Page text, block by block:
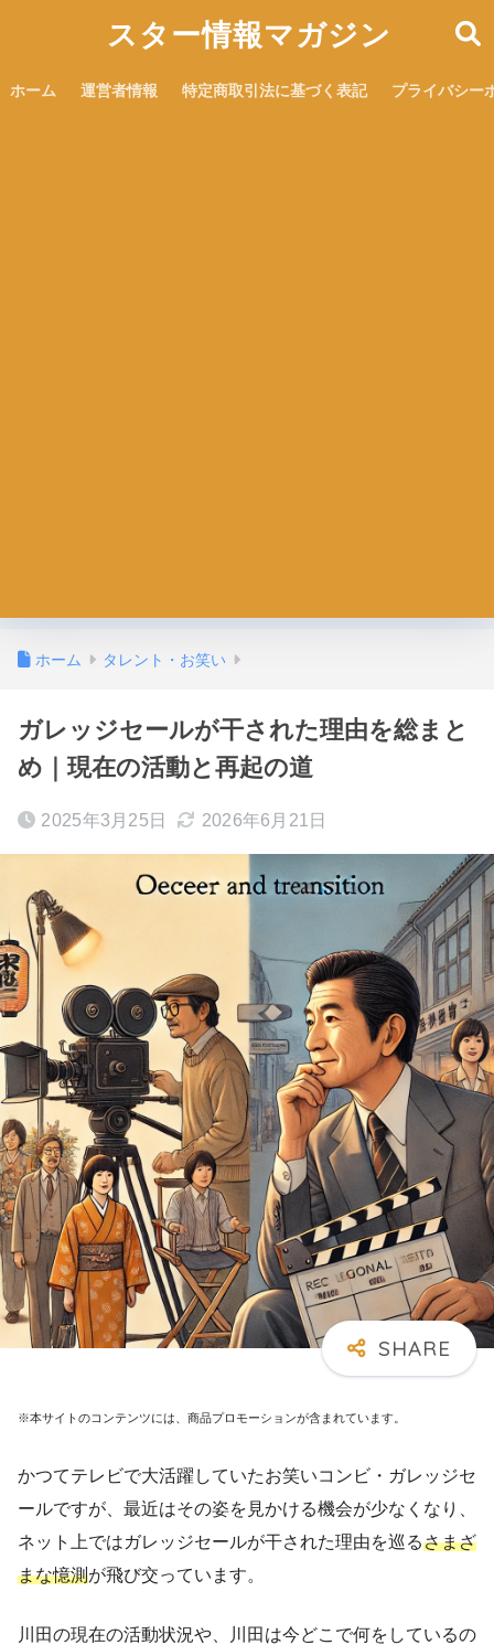
スター情報マガジン
ホーム 運営者情報 特定商取引法に基づく表記 プライバシー
ホーム タレント・お笑い
ガレッジセールが干された理由を総まと
め｜現在の活動と再起の道
2025年3月25日 2026年6月21日
※本サイトのコンテンツには、商品プロモーションが含まれています。
かつてテレビで大活躍していたお笑いコンビ・ガレッジセ
ールですが、最近はその姿を見かける機会が少なくなり、
ネット上ではガレッジセールが干された理由を巡るさまざ
まな憶測が飛び交っています。
川田の現在の活動状況や、川田は今どこで何をしているの